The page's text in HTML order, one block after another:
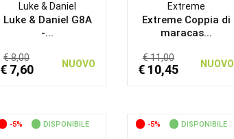
Luke & Daniel
Luke & Daniel G8A
-...
€ 8,00
€ 7,60 NUOVO
Extreme
Extreme Coppia di
maracas...
€ 11,00
€ 10,45 NUOVO
-5% DISPONIBILE -5% DISPONIBILE